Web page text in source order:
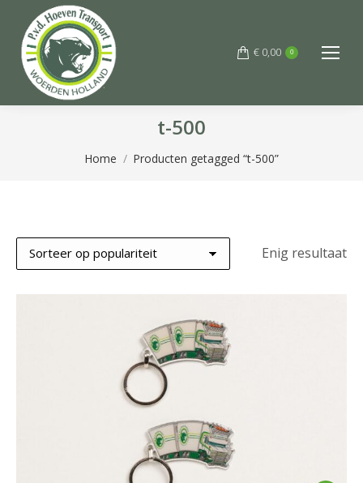
€ 0,00 0
t-500
Je bent hier:
Home Producten getagged “t-500”
Enig resultaat